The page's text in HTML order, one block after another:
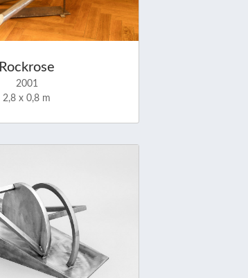
Rockrose
2001
2,8 x 0,8 m